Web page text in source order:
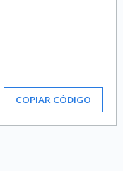
COPIAR CÓDIGO